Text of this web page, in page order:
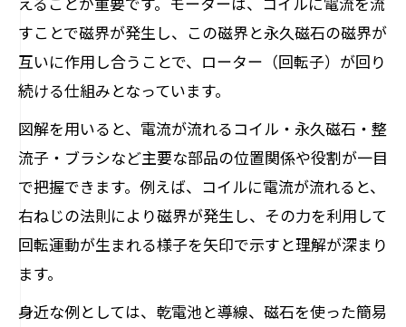
モーターの連続回転は磁界と電流の関係
に注目
整流子が生むモーターの回転の持続性と
は
モーターが止まらず動く理由を原理から
探る
電磁誘導が支えるモーターの連続運動の
秘密
モーターの仕組みを身近な家電で理解
すことで磁界が発生し、この磁界と永久磁石の磁界が
互いに作用し合うことで、ローター（回転子）が回り
続ける仕組みとなっています。
図解を用いると、電流が流れるコイル・永久磁石・整
流子・ブラシなど主要な部品の位置関係や役割が一目
で把握できます。例えば、コイルに電流が流れると、
右ねじの法則により磁界が発生し、その力を利用して
回転運動が生まれる様子を矢印で示すと理解が深まり
ます。
身近な例としては、乾電池と導線、磁石を使った簡易